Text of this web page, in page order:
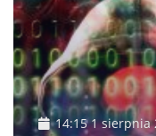
14:15 1 sierpnia